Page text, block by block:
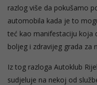
razlog više da pokušamo
automobila kada je to
teć kao manifestaciju koja
boljeg i zdravijeg grada za
Iz tog razloga Autoklub
sudjeluje na nekoj od